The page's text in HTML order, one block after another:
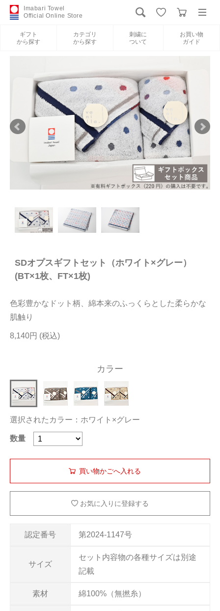
Imabari Towel
Official Online Store
ギフト
から探す
カテゴリ
から探す
刺繍に
ついて
お買い物
ガイド
新規会員登録
ギフトから探す
カテゴリから探す
刺繍について
当サイトについて
会員サービス
店舗リスト
ヘルプ
お問い合わせ
SDオプスギフトセット（ホワイト×グレー）
(BT×1枚、FT×1枚)
色彩豊かなドット柄、綿本来のふっくらとした柔らかな
肌触り
8,140円
認定番号 第2024-1147号
サイズ
セット内容物の各種サイズは別途
記載
素材 綿100%（無撚糸）
カラー
選択されたカラー：ホワイト×グレー
数量
お気に入りに登録する